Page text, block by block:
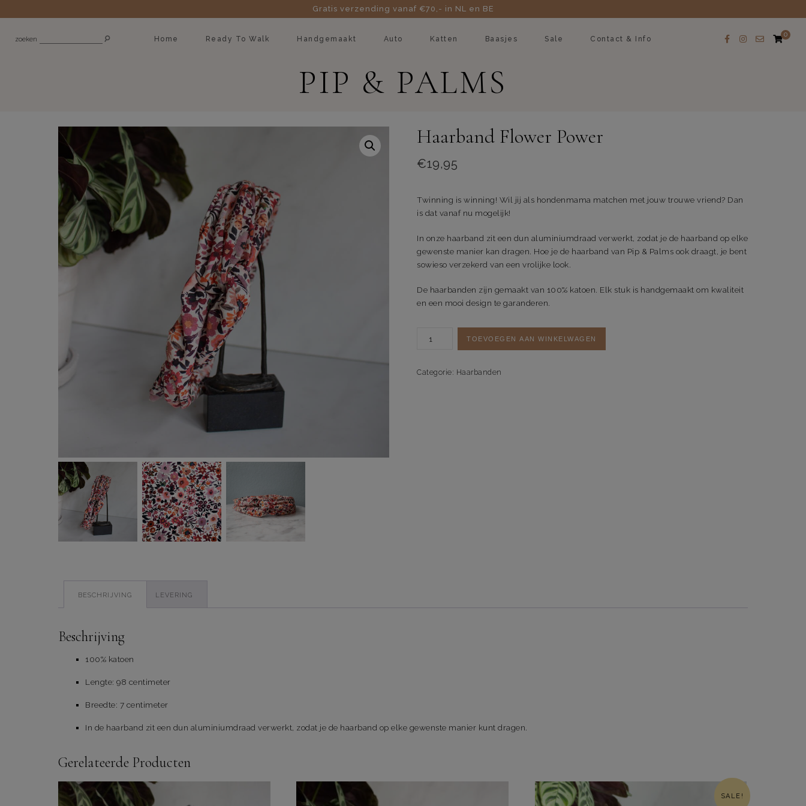
Gratis verzending vanaf €70,- in NL en BE
zoeken Home Ready To Walk Handgemaakt Auto Katten Baasjes Sale Contact & Info
0
PIP & PALMS
Haarband Flower Power
€19,95
Twinning is winning! Wil jij als hondenmama matchen met jouw trouwe vriend? Dan
is dat vanaf nu mogelijk!
In onze haarband zit een dun aluminiumdraad verwerkt, zodat je de haarband op elke
gewenste manier kan dragen. Hoe je de haarband van Pip & Palms ook draagt, je bent
sowieso verzekerd van een vrolijke look.
De haarbanden zijn gemaakt van 100% katoen. Elk stuk is handgemaakt om kwaliteit
en een mooi design te garanderen.
aantal
TOEVOEGEN AAN WINKELWAGEN
Categorie: Haarbanden
BESCHRIJVING LEVERING
Beschrijving
100% katoen
Lengte: 98 centimeter
Breedte: 7 centimeter
In de haarband zit een dun aluminiumdraad verwerkt, zodat je de haarband op elke gewenste manier kunt dragen.
Gerelateerde Producten
SALE!